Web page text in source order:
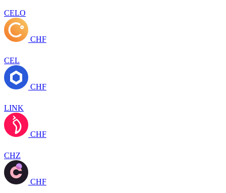
CELO
CHF
CEL
CHF
LINK
CHF
CHZ
CHF